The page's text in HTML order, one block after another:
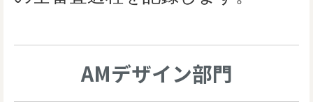
AMデザイン部門